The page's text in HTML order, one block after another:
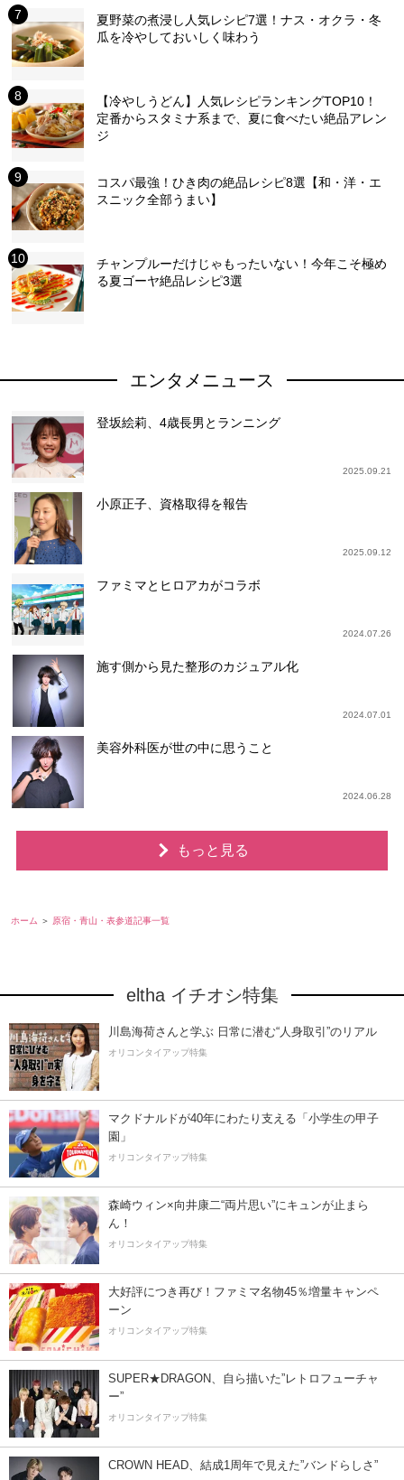
夏野菜の煮浸し人気レシピ7選！ナス・オクラ・冬
瓜を冷やしておいしく味わう
【冷やしうどん】人気レシピランキングTOP10！
定番からスタミナ系まで、夏に食べたい絶品アレン
ジ
コスパ最強！ひき肉の絶品レシピ8選【和・洋・エ
スニック全部うまい】
チャンプルーだけじゃもったいない！今年こそ極め
る夏ゴーヤ絶品レシピ3選
エンタメニュース
登坂絵莉、4歳長男とランニング
2025.09.21
小原正子、資格取得を報告
2025.09.12
ファミマとヒロアカがコラボ
2024.07.26
施す側から見た整形のカジュアル化
2024.07.01
美容外科医が世の中に思うこと
2024.06.28
もっと見る
ホーム 原宿・青山・表参道記事一覧
eltha イチオシ特集
川島海荷さんと学ぶ 日常に潜む“人身取引”のリアル
オリコンタイアップ特集
マクドナルドが40年にわたり支える「小学生の甲子
園」
オリコンタイアップ特集
森崎ウィン×向井康二“両片思い”にキュンが止まら
ん！
オリコンタイアップ特集
大好評につき再び！ファミマ名物45％増量キャンペ
ーン
オリコンタイアップ特集
SUPER★DRAGON、自ら描いた”レトロフューチャ
ー”
オリコンタイアップ特集
CROWN HEAD、結成1周年で見えた”バンドらしさ”